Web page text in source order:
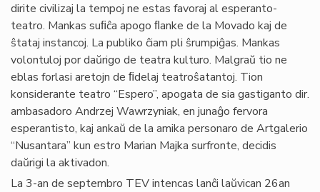
dirite civilizaj la tempoj ne estas favoraj al esperanto-
teatro. Mankas suﬁĉa apogo ﬂanke de la Movado kaj de
ŝtataj instancoj. La publiko ĉiam pli ŝrumpiĝas. Mankas
volontuloj por daŭrigo de teatra kulturo. Malgraŭ tio ne
eblas forlasi aretojn de ﬁdelaj teatroŝatantoj. Tion
konsiderante teatro “Espero”, apogata de sia gastiganto dir.
ambasadoro Andrzej Wawrzyniak, en junaĝo fervora
esperantisto, kaj ankaŭ de la amika personaro de Artgalerio
“Nusantara” kun estro Marian Majka surfronte, decidis
daŭrigi la aktivadon.
La 3-an de septembro TEV intencas lanĉi laŭvican 26an